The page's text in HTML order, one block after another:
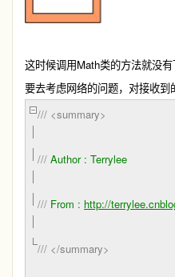
这时候调用 Math类的方法就没
要去考虑网络的问题，对接收到
/// <summary>
/// Author : Terrylee
/// From : http://
/// </summary>